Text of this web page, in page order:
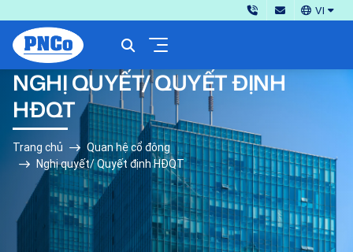
VI
NGHỊ QUYẾT/ QUYẾT ĐỊNH
HĐQT
Trang chủ
Quan hệ cổ đông
Nghị quyết/ Quyết định HĐQT